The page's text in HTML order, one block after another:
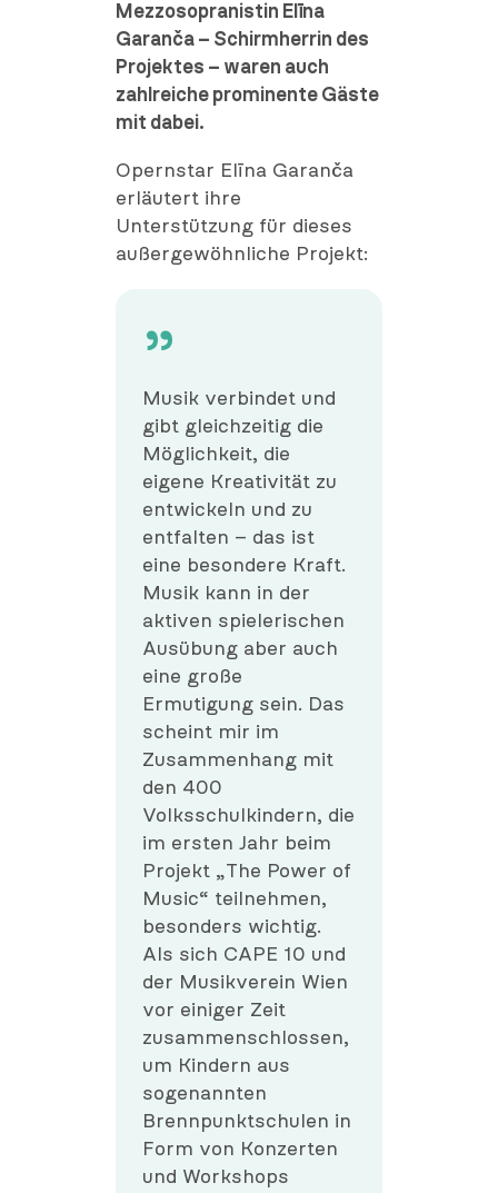
Mezzosopranistin Elīna
Garanča – Schirmherrin des
Projektes – waren auch
zahlreiche prominente Gäste
mit dabei.
Opernstar Elīna Garanča
erläutert ihre
Unterstützung für dieses
außergewöhnliche Projekt:
Musik verbindet und
gibt gleichzeitig die
Möglichkeit, die
eigene Kreativität zu
entwickeln und zu
entfalten – das ist
eine besondere Kraft.
Musik kann in der
aktiven spielerischen
Ausübung aber auch
eine große
Ermutigung sein. Das
scheint mir im
Zusammenhang mit
den 400
Volksschulkindern, die
im ersten Jahr beim
Projekt „The Power of
Music“ teilnehmen,
besonders wichtig.
Als sich CAPE 10 und
der Musikverein Wien
vor einiger Zeit
zusammenschlossen,
um Kindern aus
sogenannten
Brennpunktschulen in
Form von Konzerten
und Workshops